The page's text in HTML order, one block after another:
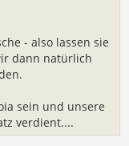
- also lassen sie
dann natürlich
sein und unsere
verdient....